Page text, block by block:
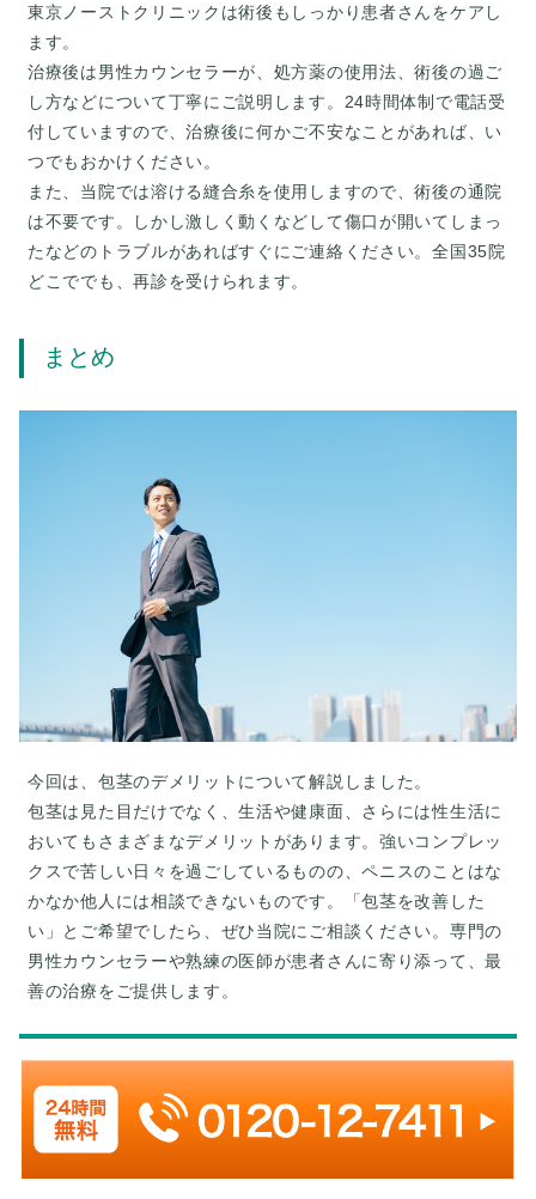
東京ノーストクリニックは術後もしっかり患者さんをケアし
ます。
治療後は男性カウンセラーが、処方薬の使用法、術後の過ご
し方などについて丁寧にご説明します。24時間体制で電話受
付していますので、治療後に何かご不安なことがあれば、い
つでもおかけください。
また、当院では溶ける縫合糸を使用しますので、術後の通院
は不要です。しかし激しく動くなどして傷口が開いてしまっ
たなどのトラブルがあればすぐにご連絡ください。全国35院
まとめ
今回は、包茎のデメリットについて解説しました。
包茎は見た目だけでなく、生活や健康面、さらには性生活に
おいてもさまざまなデメリットがあります。強いコンプレッ
クスで苦しい日々を過ごしているものの、ペニスのことはな
かなか他人には相談できないものです。「包茎を改善した
い」とご希望でしたら、ぜひ当院にご相談ください。専門の
男性カウンセラーや熟練の医師が患者さんに寄り添って、最